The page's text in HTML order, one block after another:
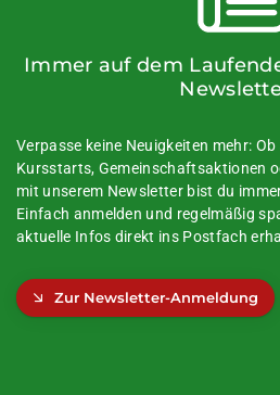
Immer auf dem
Verpasse keine Neuigkeiten mehr:
Kursstarts, Gemeinschaftsaktionen
mit unserem Newsletter bist du
Einfach anmelden und regelmäßig
aktuelle Infos direkt ins Postfach
Zur Newsletter-Anmeldung